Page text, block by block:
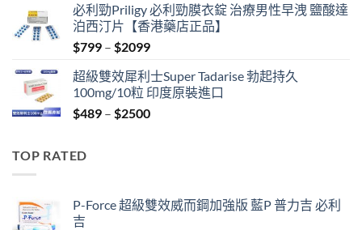
was:
$399.
is:
$369.
必利勁Priligy 必利勁膜衣錠 治療男性早洩 鹽酸達
泊西汀片【香港藥店正品】
$799 – $2099Price
$799
through
$2099
超級雙效犀利士Super Tadarise 勃起持久
100mg/10粒 印度原裝進口
$489 – $2500Price
TOP RATED
P-Force 超級雙效威而鋼加強版 藍P 普力吉 必利
吉